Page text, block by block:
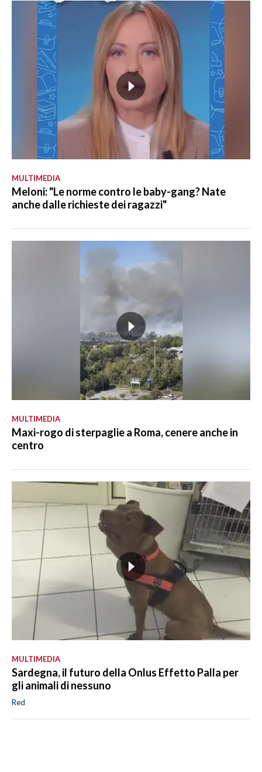
MULTIMEDIA
Meloni: "Le norme contro le baby-gang? Nate
anche dalle richieste dei ragazzi"
MULTIMEDIA
Maxi-rogo di sterpaglie a Roma, cenere anche in
centro
MULTIMEDIA
Sardegna, il futuro della Onlus Effetto Palla per
gli animali di nessuno
Red